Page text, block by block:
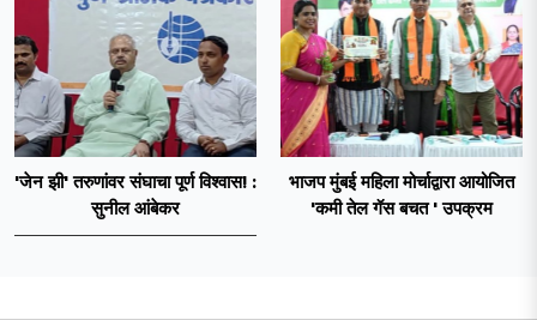
'जेन झी' तरुणांवर संघाचा पूर्ण विश्वास! :
सुनील आंबेकर
भाजप मुंबई महिला मोर्चाद्वारा आयोजित
'कमी तेल गॅस बचत ' उपक्रम